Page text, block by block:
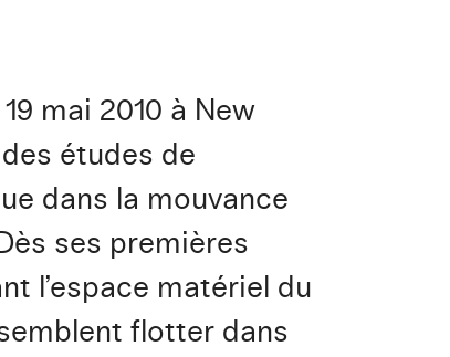
mai 2010 à New
études de
dans la mouvance
ses premières
l’espace matériel du
flotter dans